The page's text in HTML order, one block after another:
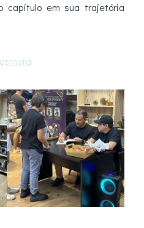
capítulo em sua trajetória